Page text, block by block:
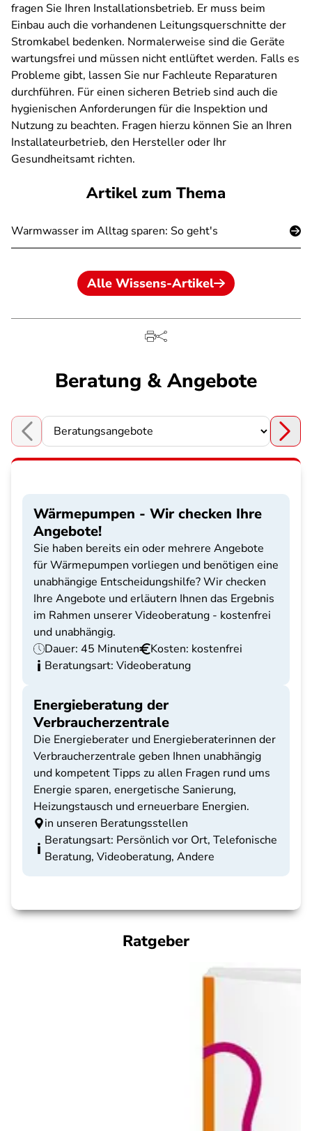
fragen Sie Ihren Installationsbetrieb. Er muss beim
Einbau auch die vorhandenen Leitungsquerschnitte der
Stromkabel bedenken. Normalerweise sind die Geräte
wartungsfrei und müssen nicht entlüftet werden. Falls es
Probleme gibt, lassen Sie nur Fachleute Reparaturen
durchführen. Für einen sicheren Betrieb sind auch die
hygienischen Anforderungen für die Inspektion und
Nutzung zu beachten. Fragen hierzu können Sie an Ihren
Installateurbetrieb, den Hersteller oder Ihr
Gesundheitsamt richten.
Artikel zum Thema
Warmwasser im Alltag sparen: So geht's
Alle Wissens-Artikel
Beratung & Angebote
Choose a section
Wärmepumpen - Wir checken Ihre
Angebote!
Sie haben bereits ein oder mehrere Angebote
für Wärmepumpen vorliegen und benötigen eine
unabhängige Entscheidungshilfe? Wir checken
Ihre Angebote und erläutern Ihnen das Ergebnis
im Rahmen unserer Videoberatung - kostenfrei
und unabhängig.
Dauer: 45 Minuten
Kosten: kostenfrei
Beratungsart: Videoberatung
Energieberatung der
Verbraucherzentrale
Die Energieberater und Energieberaterinnen der
Verbraucherzentrale geben Ihnen unabhängig
und kompetent Tipps zu allen Fragen rund ums
Energie sparen, energetische Sanierung,
Heizungstausch und erneuerbare Energien.
in unseren Beratungsstellen
Beratungsart: Persönlich vor Ort, Telefonische
Beratung, Videoberatung, Andere
Ratgeber